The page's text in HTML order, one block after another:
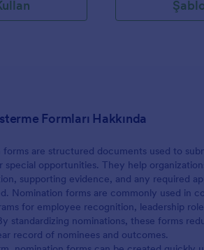
Formları Hakkında
forms are structured documents used to
special opportunities. They help
supporting evidence, and any required
Nomination forms are commonly used in
for employee recognition, leadership
standardizing nominations, these forms
record of nominees and outcomes.